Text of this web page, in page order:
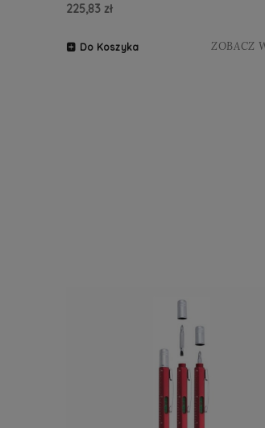
225,83 zł
Do Koszyka ZOBACZ